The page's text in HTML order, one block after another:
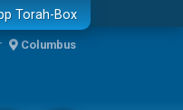
Torah-Box
Columbus